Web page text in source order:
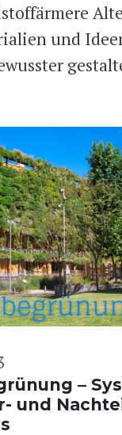
und
–
und